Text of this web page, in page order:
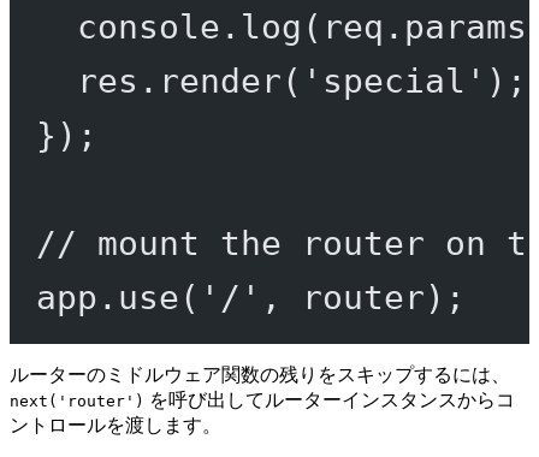
console. log
res. render( 'special' );
});
// mount the router on
app. use( '/' , router);
ルーターのミドルウェア関数の残りをスキップするには、
next('router') を呼び出してルーターインスタンスからコ
ントロールを渡します。